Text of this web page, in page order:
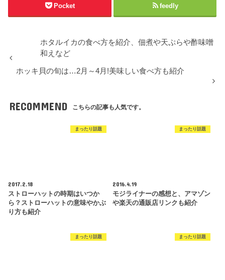
Pocket feedly
ホタルイカの食べ方を紹介、佃煮や天ぷらや酢味噌
和えなど
ホッキ貝の旬は…2月～4月!美味しい食べ方も紹介
RECOMMEND こちらの記事も人気です。
まったり話題
2017.2.18
ストローハットの時期はいつか
ら？ストローハットの意味やかぶ
り方も紹介
まったり話題
2016.4.19
モジライナーの感想と、アマゾン
や楽天の通販店リンクも紹介
まったり話題 まったり話題